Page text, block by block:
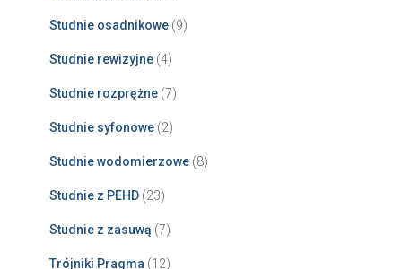
Studnie osadnikowe (9)
Studnie rewizyjne (4)
Studnie rozprężne (7)
Studnie syfonowe (2)
Studnie wodomierzowe (8)
Studnie z PEHD (23)
Studnie z zasuwą (7)
Trójniki Pragma (12)